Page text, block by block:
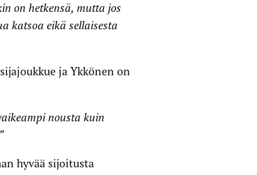
on hetkensä, mutta jos
katsoa eikä sellaisesta
ja Ykkönen on
nousta kuin
hyvää sijoitusta